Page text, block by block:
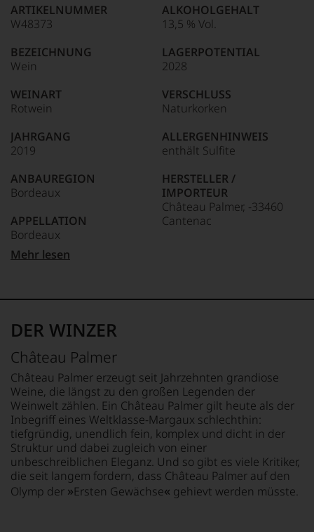
90–94 Punkte:
Unter 85 Punkte:
für
»Fine
für
die
edlen
Weine
der
Welt,
kaum
ein
Das
dokumentieren
auch
und
gerade
mit
Medaillen
Weinjournalisten
Fachpublikationen
unseren
Aussendungen
oder
in
unserem
Webshop,
um
zu
unterstreichen,
auf
ARTIKELNUMMER
W48373
BEZEICHNUNG
Wein
WEINART
Rotwein
JAHRGANG
2019
ANBAUREGION
Bordeaux
APPELLATION
Bordeaux
REBSORTEN
Syrah
TRINKTEMPERATUR
ALKOHOLGEHALT
13,5 % Vol.
LAGERPOTENTIAL
2028
VERSCHLUSS
Naturkorken
ALLERGENHINWEIS
enthält Sulfite
HERSTELLER /
IMPORTEUR
Château Palmer, -33460
Cantenac
0,75 L
Mehr lesen
DER WINZER
Château Palmer
Château Palmer erzeugt seit Jahrzehnten grandiose
Weine, die längst zu den großen Legenden der
Weinwelt zählen. Ein Château Palmer gilt heute als der
Inbegriff eines Weltklasse-Margaux schlechthin:
tiefgründig, unendlich fein, komplex und dicht in der
Struktur und dabei zugleich von einer
unbeschreiblichen Eleganz. Und so gibt es viele Kritiker,
die seit langem fordern, dass Château Palmer auf den
Olymp der »Ersten Gewächse« gehievt werden müsste.